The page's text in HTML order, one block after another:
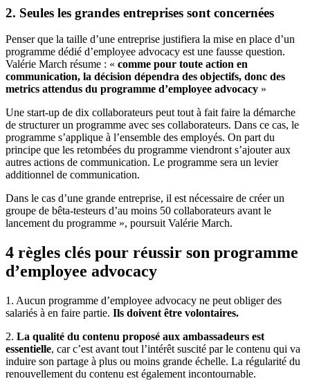
2. Seules les grandes entreprises sont concernées
Penser que la taille d’une entreprise justifiera la mise en place d’un
programme dédié d’employee advocacy est une fausse question.
Valérie March résume : « comme pour toute action en
communication, la décision dépendra des objectifs, donc des
metrics attendus du programme d’employee advocacy »
Une start-up de dix collaborateurs peut tout à fait faire la démarche
de structurer un programme avec ses collaborateurs. Dans ce cas, le
programme s’applique à l’ensemble des employés. On part du
principe que les retombées du programme viendront s’ajouter aux
autres actions de communication. Le programme sera un levier
additionnel de communication.
Dans le cas d’une grande entreprise, il est nécessaire de créer un
groupe de bêta-testeurs d’au moins 50 collaborateurs avant le
lancement du programme », poursuit Valérie March.
4 règles clés pour réussir son programme
d’employee advocacy
1. Aucun programme d’employee advocacy ne peut obliger des
salariés à en faire partie. Ils doivent être volontaires.
2. La qualité du contenu proposé aux ambassadeurs est
essentielle, car c’est avant tout l’intérêt suscité par le contenu qui va
induire son partage à plus ou moins grande échelle. La régularité du
renouvellement du contenu est également incontournable.